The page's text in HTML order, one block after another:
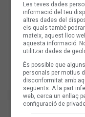
Les teves dades
informació del teu
altres dades del
els quals també
mateix, aquest lloc
aquesta informació.
utilitzar dades de
És possible que
personals per motius
disconformitat amb
següents. A la part
web, cerca un enllaç
configuració de